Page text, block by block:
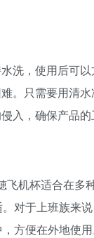
洗，使用后可
。只需要用清
入，确保产品的
机杯适合在多
对于上班族来
方便在外地使